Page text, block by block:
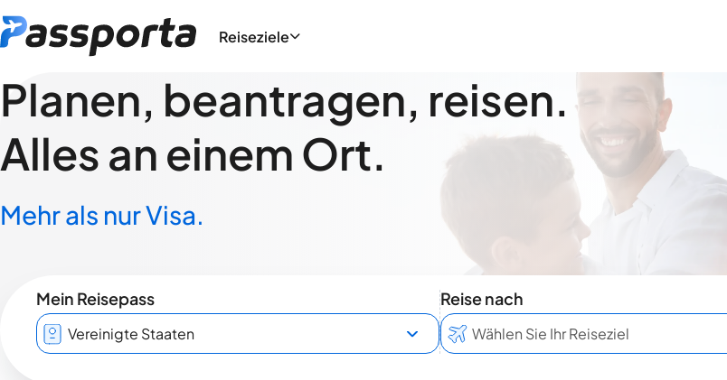
Reiseziele
Planen, beantragen, reisen.
Alles an einem Ort.
Mehr als nur Visa.
Mein Reisepass
Reise nach